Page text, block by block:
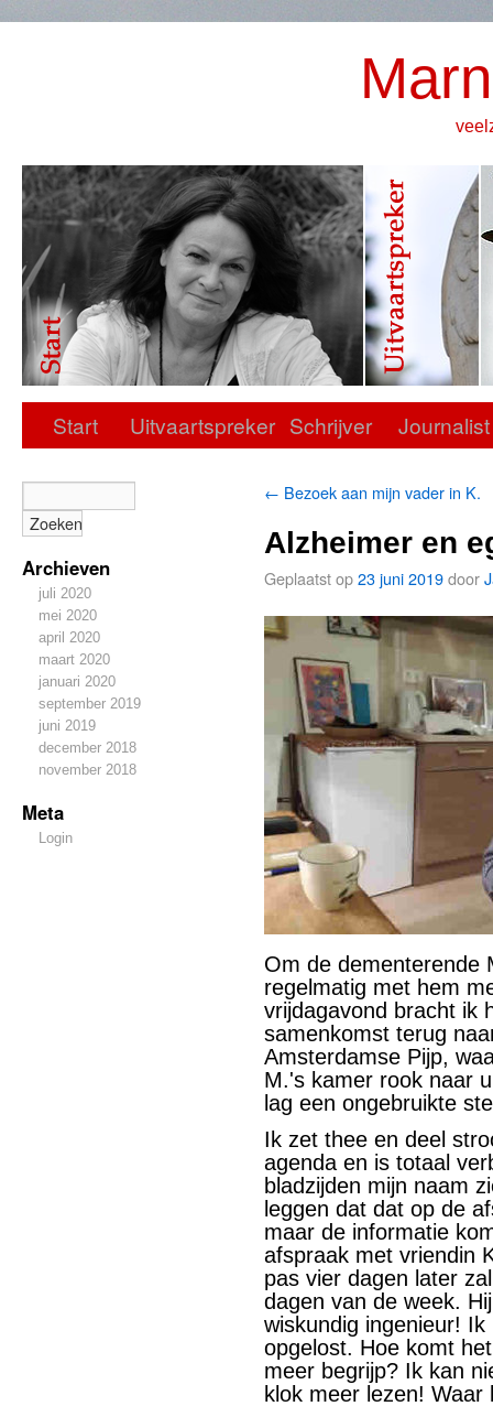
Start Uitvaartspreker Schrijver Journalist
Archieven
juli 2020
mei 2020
april 2020
maart 2020
januari 2020
september 2019
juni 2019
december 2018
november 2018
Meta
Login
← Bezoek aan mijn vader in K.
Alzheimer en
Geplaatst op23 juni 2019door
Om de dementerende
regelmatig met hem
vrijdagavond bracht ik
samenkomst terug
Amsterdamse Pijp,
M.'s kamer rook naar
lag een ongebruikte
Ik zet thee en deel
agenda en is totaal
bladzijden mijn naam
leggen dat dat op de
maar de informatie
afspraak met vriendin
pas vier dagen later
dagen van de week.
wiskundig ingenieur!
opgelost. Hoe komt
meer begrijp? Ik kan
klok meer lezen!